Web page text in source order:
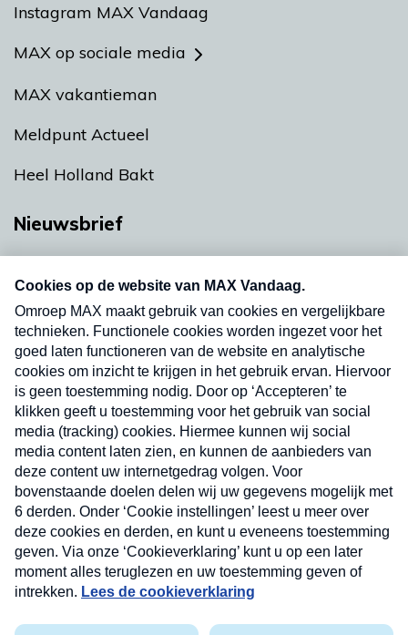
Instagram MAX Vandaag
MAX op sociale media
MAX vakantieman
Meldpunt Actueel
Heel Holland Bakt
Nieuwsbrief
nieuwsbrief. Elke vrijdag- en dinsdagochtend in
uw mailbox.
Verzend
Nieuwsbrief
Neem hier een gratis abonnement op onze
nieuwsbrief. Elke vrijdag- en dinsdagochtend in uw